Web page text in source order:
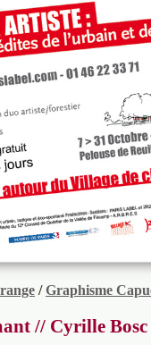
/Graphisme
// Cyrille